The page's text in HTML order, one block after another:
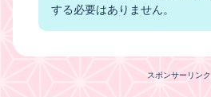
する必要はありません。
スポンサーリンク